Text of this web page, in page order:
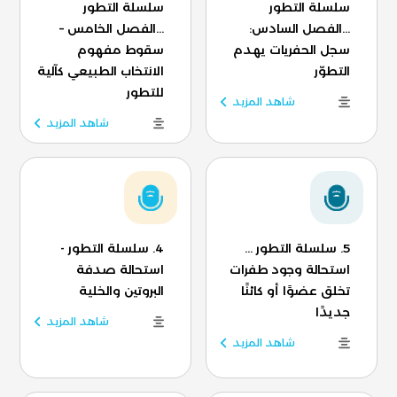
سلسلة التطور
...الفصل السادس:
سجل الحفريات يهدم
التطوّر
شاهد المزيد
سلسلة التطور
...الفصل الخامس –
سقوط مفهوم
الانتخاب الطبيعي كآلية
للتطور
شاهد المزيد
5. سلسلة التطور ...
استحالة وجود طفرات
تخلق عضوًا أو كائنًا
جديدًا
شاهد المزيد
4. سلسلة التطور -
استحالة صدفة
البروتين والخلية
شاهد المزيد